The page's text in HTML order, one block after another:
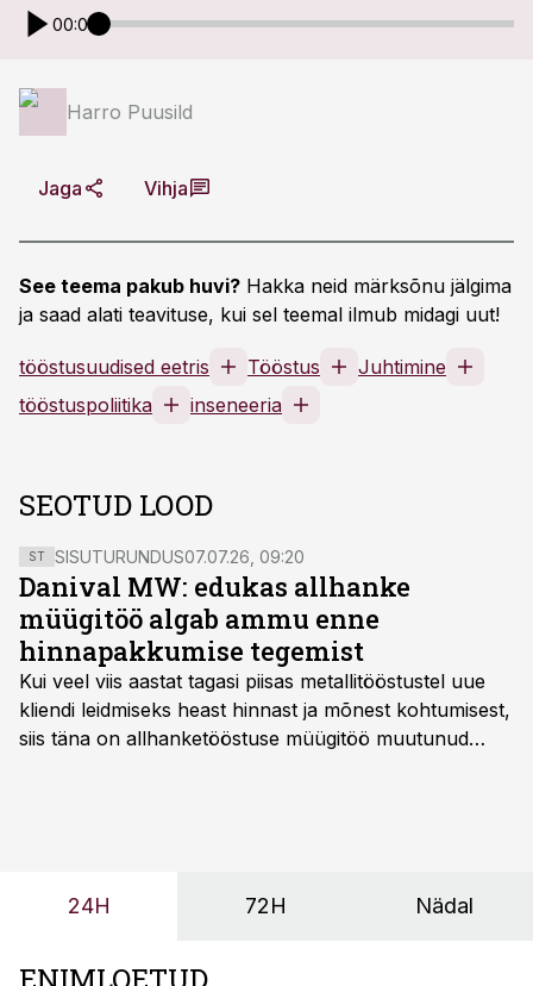
00:00
Harro Puusild
Jaga Vihja
See teema pakub huvi? Hakka neid märksõnu jälgima
ja saad alati teavituse, kui sel teemal ilmub midagi uut!
tööstusuudised eetris Tööstus
Juhtimine
tööstuspoliitika
inseneeria
SEOTUD LOOD
ST SISUTURUNDUS07.07.26, 09:20
Danival MW: edukas allhanke
müügitöö algab ammu enne
hinnapakkumise tegemist
Kui veel viis aastat tagasi piisas metallitööstustel uue
kliendi leidmiseks heast hinnast ja mõnest kohtumisest,
siis täna on allhanketööstuse müügitöö muutunud
24H 72H Nädal